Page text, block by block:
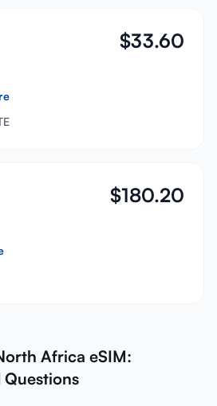
$33.60
$180.20
Africa eSIM:
Questions